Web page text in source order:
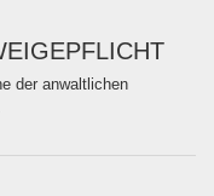
der anwaltlichen